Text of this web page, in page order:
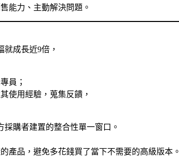
能力、主動解決問題。
就成長近9倍，
員；
使用經驗，蒐集反饋，
採購者建置的整合性單一窗口。
產品，避免多花錢買了當下不需要的高級版本。